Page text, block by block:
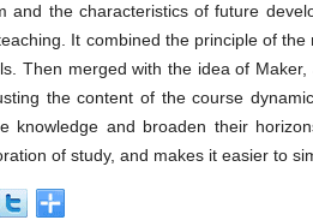
and the characteristics of future
It combined the principle of
Then merged with the idea of
the content of the course
knowledge and broaden their
of study, and makes it easier to